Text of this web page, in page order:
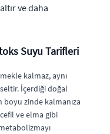
ve daha
Suyu Tarifleri
kalmaz, aynı
İçerdiği doğal
zinde kalmanıza
ve elma gibi